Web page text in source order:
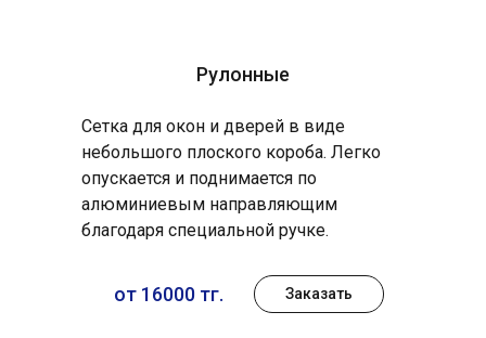
от 16000 тг. Заказать
Рулонные
Сетка для окон и дверей в виде
небольшого плоского короба. Легко
опускается и поднимается по
алюминиевым направляющим
благодаря специальной ручке.